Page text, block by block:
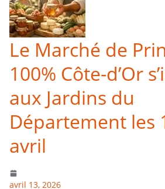
Le Marché de
100% Côte-d’Or
aux Jardins du
Département les
avril
avril 13, 2026